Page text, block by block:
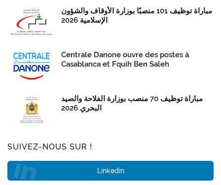
مباراة توظيف 101 منصبًا بوزارة الأوقاف والشؤون
الإسلامية 2026
Centrale Danone ouvre des postes à
Casablanca et Fquih Ben Saleh
مباراة توظيف 70 منصب بوزارة الفلاحة والصيد
البحري 2026
SUIVEZ-NOUS SUR !
Linkedin